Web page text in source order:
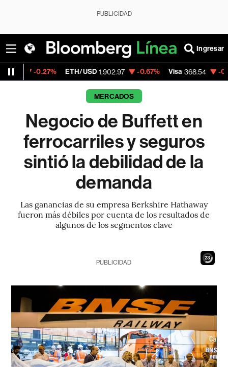
PUBLICIDAD
Ingresar
ETH/USD 1,902.97 -0.67% Visa 368.54 -0.28%
MERCADOS
Negocio de Buffett en
ferrocarriles y seguros
sintió la debilidad de la
demanda
Las ganancias de su empresa Berkshire Hathaway
fueron más débiles por cuenta de los resultados de
algunos de los segmentos clave
21
PUBLICIDAD